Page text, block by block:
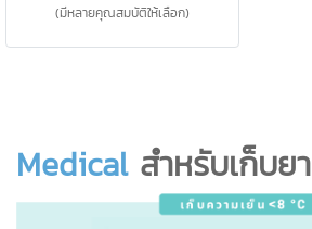
(มีหลายคุณสมบัติให้เลือก)
Medicalสำหรับเก็บยา